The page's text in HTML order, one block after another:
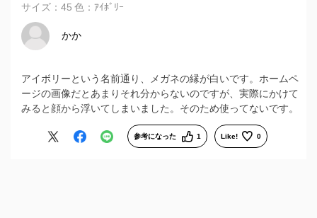
サイズ：45 色：ｱｲﾎﾞﾘｰ
かか
アイボリーという名前通り、メガネの縁が白いです。ホームペ
ージの画像だとあまりそれ分からないのですが、実際にかけて
みると顔から浮いてしまいました。そのため使ってないです。
参考になった 1 Like! 0